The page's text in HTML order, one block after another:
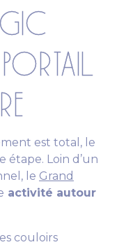
est total, le
étape. Loin d’un
le Grand
activité autour
couloirs